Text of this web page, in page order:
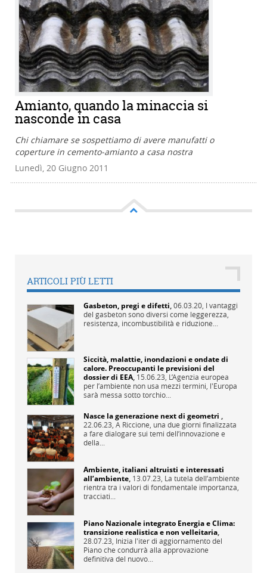
Amianto, quando la minaccia si
nasconde in casa
Chi chiamare se sospettiamo di avere manufatti o
coperture in cemento-amianto a casa nostra
Lunedì, 20 Giugno 2011
ARTICOLI PIÙ LETTI
Gasbeton, pregi e difetti,06.03.20, I vantaggi
del gasbeton sono diversi come leggerezza,
resistenza, incombustibilità e riduzione...
Siccità, malattie, inondazioni e ondate di
calore. Preoccupanti le previsioni del
dossier di EEA, 15.06.23, L’Agenzia europea
per l’ambiente non usa mezzi termini, l'Europa
sarà messa sotto torchio...
Nasce la generazione next di geometri ,
22.06.23, A Riccione, una due giorni finalizzata
a fare dialogare sui temi dell’innovazione e
della...
Ambiente, italiani altruisti e interessati
all’ambiente, 13.07.23, La tutela dell’ambiente
rientra tra i valori di fondamentale importanza,
tracciati...
Piano Nazionale integrato Energia e Clima:
transizione realistica e non velleitaria,
28.07.23, Inizia l'iter di aggiornamento del
Piano che condurrà alla approvazione
definitiva del nuovo...